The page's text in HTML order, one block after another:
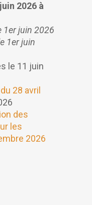
2026 à
1er juin 2026
1er juin
le 11 juin
28 avril
des
les
2026